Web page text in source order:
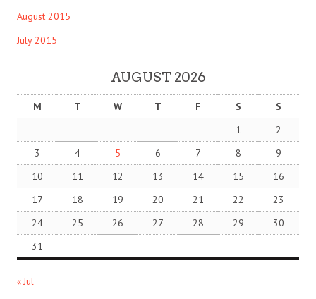
August 2015
July 2015
AUGUST 2026
M T W T F S
S
1
2
3
4 5 6 7 8
9
10
11 12 13 14 15
16
17
18 19 20 21 22
23
24
25 26 27 28 29
30
31
« Jul